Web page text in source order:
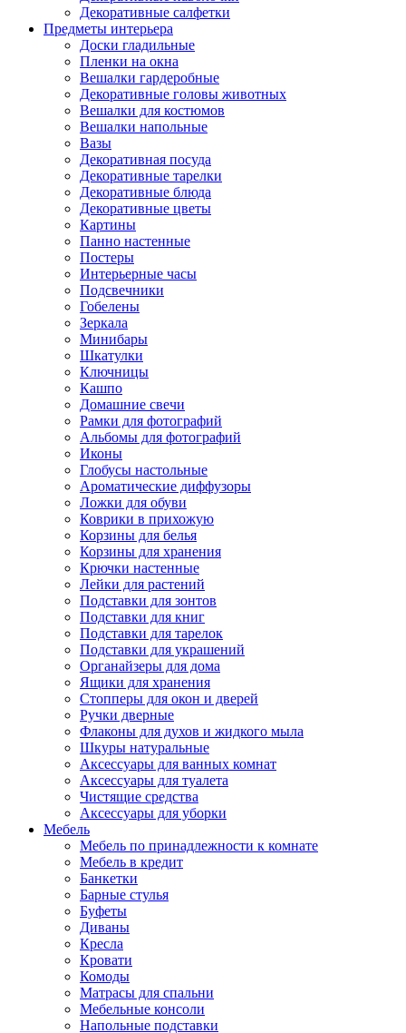
Декоративные салфетки
Предметы интерьера
Доски гладильные
Пленки на окна
Вешалки гардеробные
Декоративные головы животных
Вешалки для костюмов
Вешалки напольные
Вазы
Декоративная посуда
Декоративные тарелки
Декоративные блюда
Декоративные цветы
Картины
Панно настенные
Постеры
Интерьерные часы
Подсвечники
Гобелены
Зеркала
Минибары
Шкатулки
Ключницы
Кашпо
Домашние свечи
Рамки для фотографий
Альбомы для фотографий
Иконы
Глобусы настольные
Ароматические диффузоры
Ложки для обуви
Коврики в прихожую
Корзины для белья
Корзины для хранения
Крючки настенные
Лейки для растений
Подставки для зонтов
Подставки для книг
Подставки для тарелок
Подставки для украшений
Органайзеры для дома
Ящики для хранения
Стопперы для окон и дверей
Ручки дверные
Флаконы для духов и жидкого мыла
Шкуры натуральные
Аксессуары для ванных комнат
Аксессуары для туалета
Чистящие средства
Аксессуары для уборки
Мебель
Мебель по принадлежности к комнате
Мебель в кредит
Банкетки
Барные стулья
Буфеты
Диваны
Кресла
Кровати
Комоды
Матрасы для спальни
Мебельные консоли
Напольные подставки